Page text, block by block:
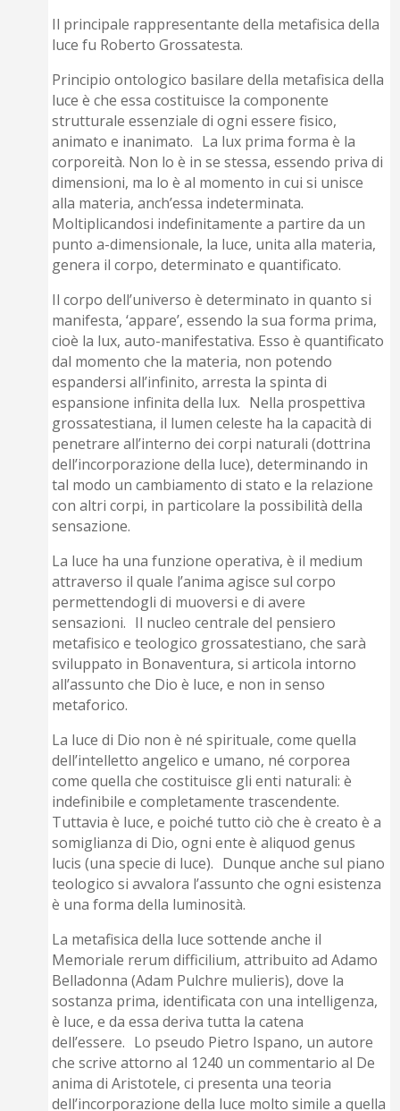
Il principale rappresentante della metafisica della
luce fu Roberto Grossatesta.
Principio ontologico basilare della metafisica della
luce è che essa costituisce la componente
strutturale essenziale di ogni essere fisico,
animato e inanimato. La lux prima forma è la
corporeità. Non lo è in se stessa, essendo priva di
dimensioni, ma lo è al momento in cui si unisce
alla materia, anch’essa indeterminata.
Moltiplicandosi indefinitamente a partire da un
punto a-dimensionale, la luce, unita alla materia,
genera il corpo, determinato e quantificato.
Il corpo dell’universo è determinato in quanto si
manifesta, ‘appare’, essendo la sua forma prima,
cioè la lux, auto-manifestativa. Esso è quantificato
dal momento che la materia, non potendo
espandersi all’infinito, arresta la spinta di
espansione infinita della lux. Nella prospettiva
grossatestiana, il lumen celeste ha la capacità di
penetrare all’interno dei corpi naturali (dottrina
dell’incorporazione della luce), determinando in
tal modo un cambiamento di stato e la relazione
con altri corpi, in particolare la possibilità della
sensazione.
La luce ha una funzione operativa, è il medium
attraverso il quale l’anima agisce sul corpo
permettendogli di muoversi e di avere
sensazioni. Il nucleo centrale del pensiero
metafisico e teologico grossatestiano, che sarà
sviluppato in Bonaventura, si articola intorno
all’assunto che Dio è luce, e non in senso
metaforico.
La luce di Dio non è né spirituale, come quella
dell’intelletto angelico e umano, né corporea
come quella che costituisce gli enti naturali: è
indefinibile e completamente trascendente.
Tuttavia è luce, e poiché tutto ciò che è creato è a
somiglianza di Dio, ogni ente è aliquod genus
lucis (una specie di luce). Dunque anche sul piano
teologico si avvalora l’assunto che ogni esistenza
è una forma della luminosità.
La metafisica della luce sottende anche il
Memoriale rerum difficilium, attribuito ad Adamo
Belladonna (Adam Pulchre mulieris), dove la
sostanza prima, identificata con una intelligenza,
è luce, e da essa deriva tutta la catena
dell’essere. Lo pseudo Pietro Ispano, un autore
che scrive attorno al 1240 un commentario al De
anima di Aristotele, ci presenta una teoria
dell’incorporazione della luce molto simile a quella